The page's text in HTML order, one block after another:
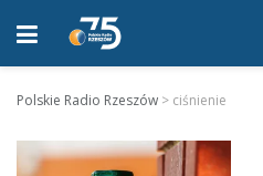
Polskie Radio Rzeszów > ciśnienie